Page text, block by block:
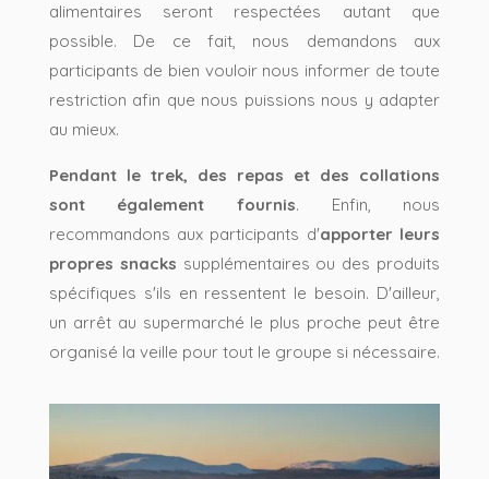
alimentaires seront respectées autant que
possible. De ce fait, nous demandons aux
participants de bien vouloir nous informer de toute
restriction afin que nous puissions nous y adapter
au mieux.
Pendant le trek, des repas et des collations
sont également fournis. Enfin, nous
recommandons aux participants d'apporter leurs
propres snacks supplémentaires ou des produits
spécifiques s'ils en ressentent le besoin. D'ailleur,
un arrêt au supermarché le plus proche peut être
organisé la veille pour tout le groupe si nécessaire.